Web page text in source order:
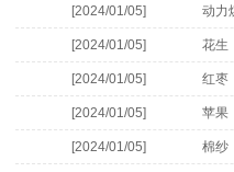
[2024/01/05] 动力
[2024/01/05] 花生
[2024/01/05] 红枣
[2024/01/05] 苹果
[2024/01/05] 棉纱